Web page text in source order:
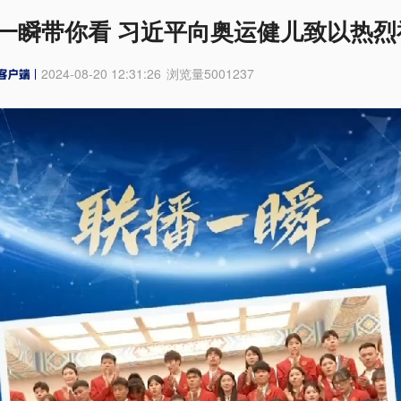
瞬带你看 习近平向奥运健儿致以热
2024-08-20 12:31:26 浏览量5001237